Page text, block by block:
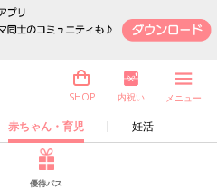
赤ちゃん・育児 妊活
SHOP 内祝い メニュー
優待パス